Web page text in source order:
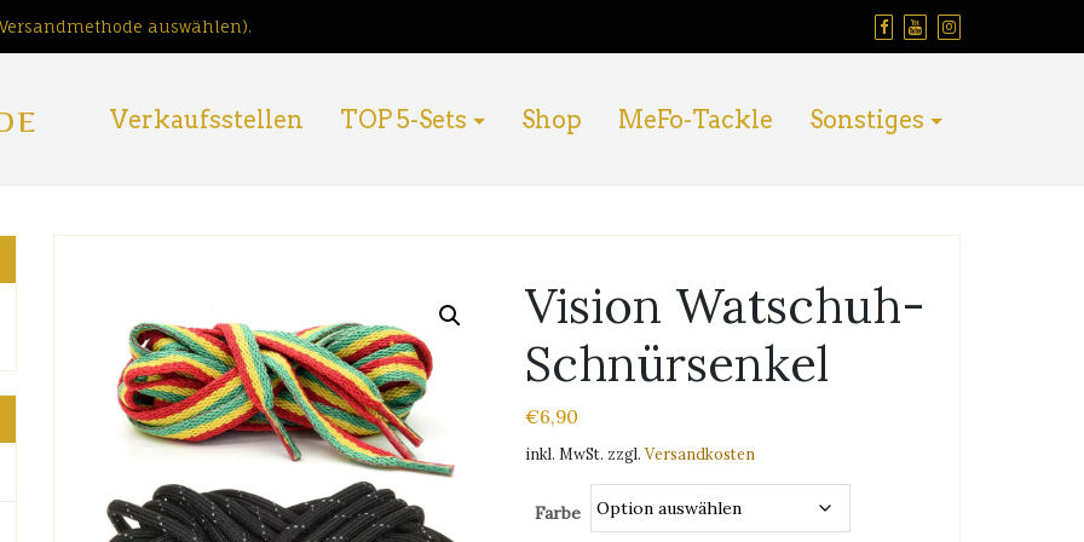
auswählen).
Verkaufsstellen TOP 5-Sets Shop MeFo-Tackle Sonstiges
Vision Watschuh-
Schnürsenkel
€6,90
inkl. MwSt. zzgl. Versandkosten
Farbe